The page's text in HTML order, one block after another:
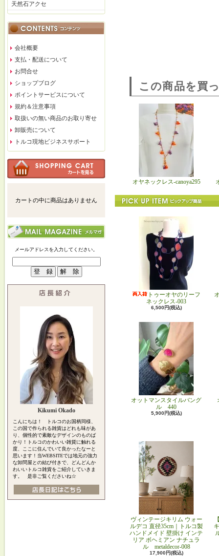
天然石アクセ
会社概要
支払・配送について
お問合せ
ショップブログ
ポイントサービスについて
規約＆注意事項
取扱いの無い商品のお取り寄せ
卸販売について
トルコ現地ビジネスサポート
カートの中に商品はありません
メールアドレスを入力してください。
Kikumi Okado
こんにちは！ トルコのお国柄同様、
この国で作られる雑貨はどれも味があ
り、個性的で素敵なデザインのものば
かり！トルコのかわいい雑貨に触れる
度、ここに住んでいて良かったなーと
思います！当WEBSITEでは地元の強力
な卸問屋との結び付きで、どんどんか
わいいトルコ雑貨をご紹介していきま
す。 是非ご覧くださいね☆
この商品を買
オヤネックレス-canoya295
トゥーオヤのリーフ
ネックレス-003
6,500円(税込)
オットマンスタイルバング
ル 440
5,900円(税込)
ヴィンテージキリム ウォー
ルデコ 直径35cm｜トルコ製
ハンドメイド 壁掛け インテ
リア ボヘミアン ナチュラ
ル metaldecor-008
17,900円(税込)